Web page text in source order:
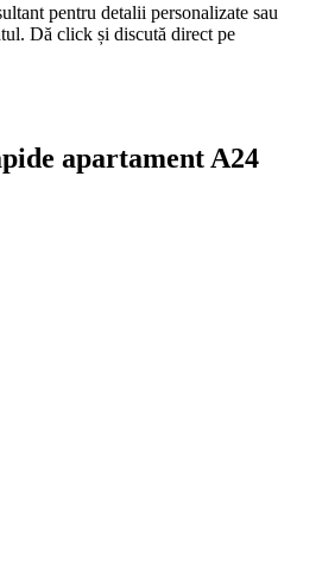
pentru detalii personalizate sau
Dă click și discută direct pe
apartament A24